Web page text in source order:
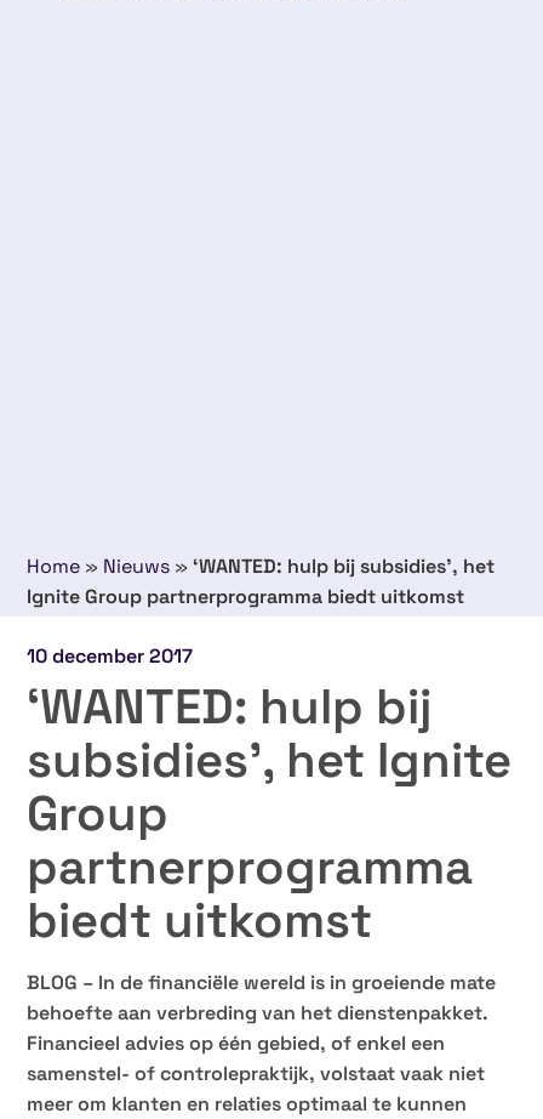
Home » Nieuws » ‘WANTED: hulp bij subsidies’, het
Ignite Group partnerprogramma biedt uitkomst
10 december 2017
‘WANTED: hulp bij
subsidies’, het Ignite
Group
partnerprogramma
biedt uitkomst
BLOG – In de financiële wereld is in groeiende mate
behoefte aan verbreding van het dienstenpakket.
Financieel advies op één gebied, of enkel een
samenstel- of controlepraktijk, volstaat vaak niet
meer om klanten en relaties optimaal te kunnen